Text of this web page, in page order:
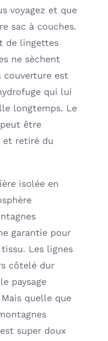
voyagez et que
sac à couches.
de lingettes
ne sèchent
couverture est
qui lui
longtemps. Le
être
retiré du
isolée en
garantie pour
Les lignes
côtelé dur
paysage
quelle que
super doux